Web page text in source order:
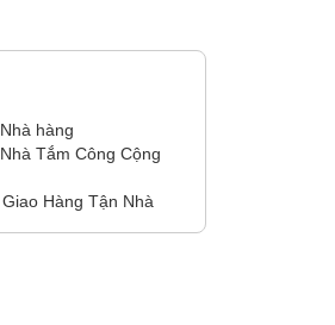
Nhà hàng
Nhà Tắm Công Cộng
Giao Hàng Tận Nhà